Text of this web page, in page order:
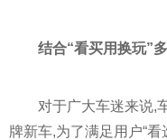
结合“看买用换玩”
对于广大车迷来说,
牌新车,为了满足用户“